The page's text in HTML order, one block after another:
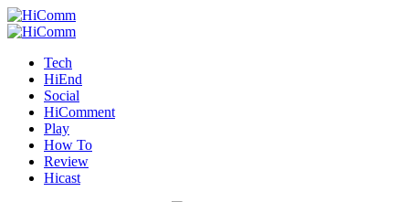
Tech
HiEnd
Social
HiComment
Play
How To
Review
Hicast